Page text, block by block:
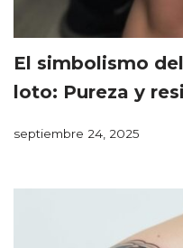
El simbolismo
loto: Pureza y
septiembre 24, 2025